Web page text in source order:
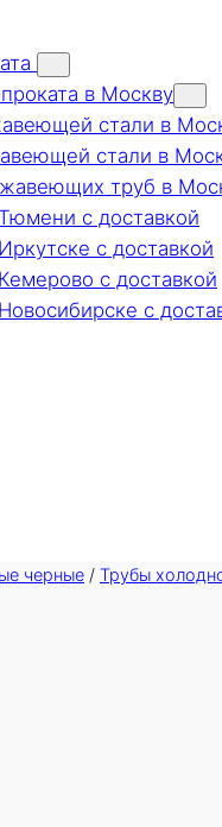
в Москву
стали в
стали в
труб в
с доставкой
с доставкой
с доставкой
с
черные / Трубы